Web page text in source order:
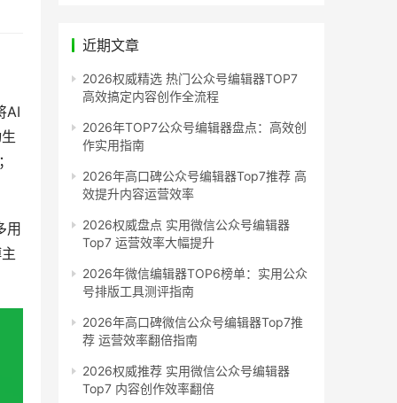
AI
近期文章
2026权威精选 热门公众号编辑器TOP7
高效搞定内容创作全流程
2026年TOP7公众号编辑器盘点：高效创
作实用指南
2026年高口碑公众号编辑器Top7推荐 高
效提升内容运营效率
2026权威盘点 实用微信公众号编辑器
Top7 运营效率大幅提升
2026年微信编辑器TOP6榜单：实用公众
号排版工具测评指南
2026年高口碑微信公众号编辑器Top7推
荐 运营效率翻倍指南
2026权威推荐 实用微信公众号编辑器
Top7 内容创作效率翻倍